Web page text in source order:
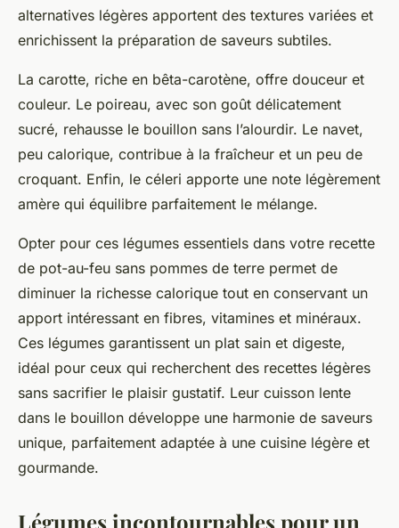
alternatives légères apportent des textures variées et
enrichissent la préparation de saveurs subtiles.
La carotte, riche en bêta-carotène, offre douceur et
couleur. Le poireau, avec son goût délicatement
sucré, rehausse le bouillon sans l’alourdir. Le navet,
peu calorique, contribue à la fraîcheur et un peu de
croquant. Enfin, le céleri apporte une note légèrement
amère qui équilibre parfaitement le mélange.
Opter pour ces légumes essentiels dans votre recette
de pot-au-feu sans pommes de terre permet de
diminuer la richesse calorique tout en conservant un
apport intéressant en fibres, vitamines et minéraux.
Ces légumes garantissent un plat sain et digeste,
idéal pour ceux qui recherchent des recettes légères
sans sacrifier le plaisir gustatif. Leur cuisson lente
dans le bouillon développe une harmonie de saveurs
unique, parfaitement adaptée à une cuisine légère et
gourmande.
Légumes incontournables pour un